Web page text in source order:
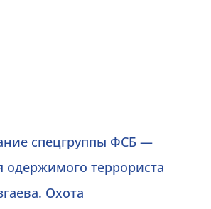
спецгруппы ФСБ —
одержимого террориста
Охота